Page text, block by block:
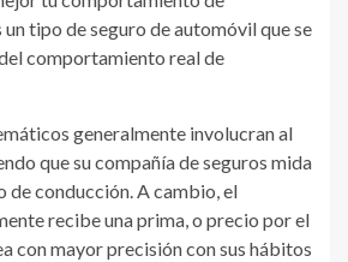
un tipo de seguro de automóvil que se
comportamiento real de
generalmente involucran al
que su compañía de seguros mida
de conducción. A cambio, el
recibe una prima, o precio por el
con mayor precisión con sus hábitos